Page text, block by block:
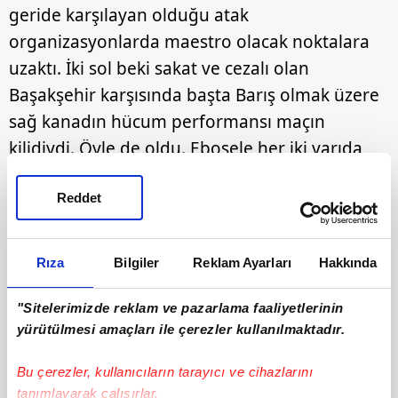
Rıza Bilgiler Reklam Ayarları Hakkında
"Sitelerimizde reklam ve pazarlama faaliyetlerinin
yürütülmesi amaçları ile çerezler kullanılmaktadır.
Bu çerezler, kullanıcıların tarayıcı ve cihazlarını
tanımlayarak çalışırlar.
Reddet
geride karşılayan olduğu atak
organizasyonlarda maestro olacak noktalara
uzaktı. İki sol beki sakat ve cezalı olan
Başakşehir karşısında başta Barış olmak üzere
sağ kanadın hücum performansı maçın
kilidiydi. Öyle de oldu. Ebosele her iki yarıda
gördüğü sarı kartlarla 56'da soyunma odasına
giderken onun yaptığı faulden doğan serbest
vuruşa arka direkte Singo, Uzakdoğu stili
vurduğunda Başakşehir'in uzun farları kesildi
ve sağ şeride çektiler takım aracını…